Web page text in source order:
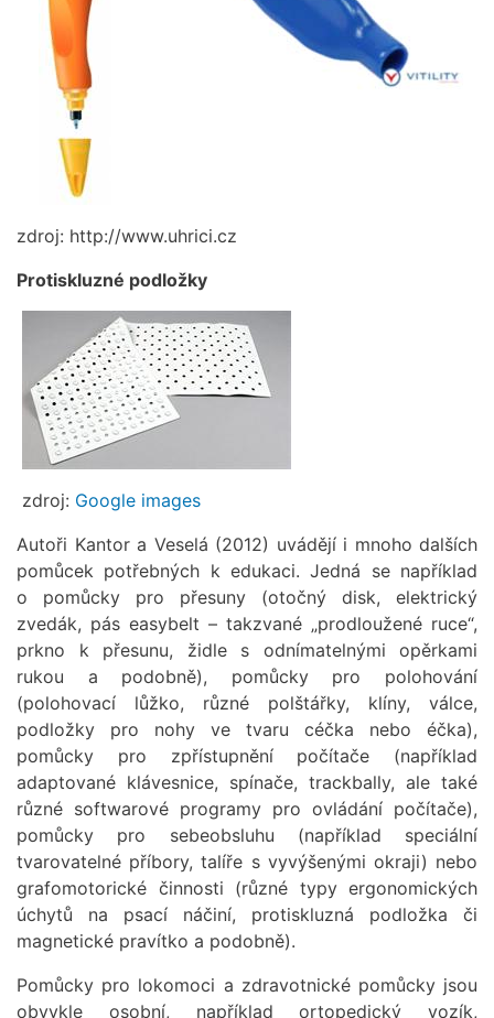
zdroj: http://www.uhrici.cz
Protiskluzné podložky
zdroj: Google images
Autoři Kantor a Veselá (2012) uvádějí i mnoho dalších
pomůcek potřebných k edukaci. Jedná se například
o pomůcky pro přesuny (otočný disk, elektrický
zvedák, pás easybelt – takzvané „prodloužené ruce“,
prkno k přesunu, židle s odnímatelnými opěrkami
rukou a podobně), pomůcky pro polohování
(polohovací lůžko, různé polštářky, klíny, válce,
podložky pro nohy ve tvaru céčka nebo éčka),
pomůcky pro zpřístupnění počítače (například
adaptované klávesnice, spínače, trackbally, ale také
různé softwarové programy pro ovládání počítače),
pomůcky pro sebeobsluhu (například speciální
tvarovatelné příbory, talíře s vyvýšenými okraji) nebo
grafomotorické činnosti (různé typy ergonomických
úchytů na psací náčiní, protiskluzná podložka či
magnetické pravítko a podobně).
Pomůcky pro lokomoci a zdravotnické pomůcky jsou
obvykle osobní, například ortopedický vozík,